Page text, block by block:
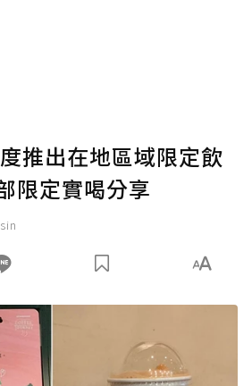
推出在地區域限定飲
限定實喝分享